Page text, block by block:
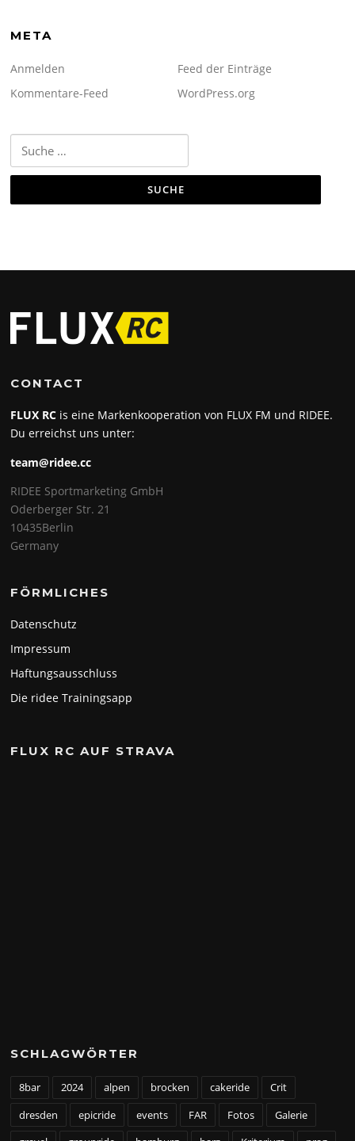
META
Anmelden
Feed der Einträge
Kommentare-Feed
WordPress.org
nach:
CONTACT
FLUX RC is eine Markenkooperation von FLUX FM und RIDEE.
Du erreichst uns unter:
team@ridee.cc
RIDEE Sportmarketing GmbH
Oderberger Str. 21
10435Berlin
Germany
FÖRMLICHES
Datenschutz
Impressum
Haftungsausschluss
Die ridee Trainingsapp
FLUX RC AUF STRAVA
SCHLAGWÖRTER
8bar 2024 alpen brocken cakeride
Crit
dresden
epicride events FAR Fotos
Galerie